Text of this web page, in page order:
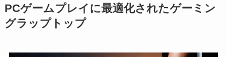
PCゲームプレイに最適化されたゲーミン
グラップトップ